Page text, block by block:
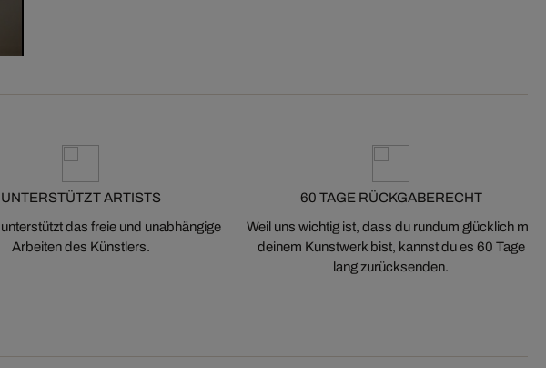
UNTERSTÜTZT ARTISTS
das freie und unabhängige
Arbeiten des Künstlers.
60 TAGE RÜCKGABERECHT
Weil uns wichtig ist, dass du rundum glücklich mit
deinem Kunstwerk bist, kannst du es 60 Tage
lang zurücksenden.